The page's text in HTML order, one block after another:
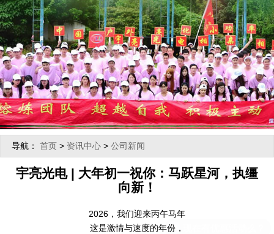
导航： 首页> 资讯中心> 公司新闻
宇亮光电 | 大年初一祝你：马跃星河，执缰
向新！
2026，我们迎来丙午马年
这是激情与速度的年份，